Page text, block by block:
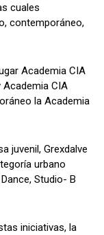
cuales
contemporáneo,
Academia CIA
Academia CIA
la Academia
juvenil, Grexdalve
urbano
Studio- B
iniciativas, la